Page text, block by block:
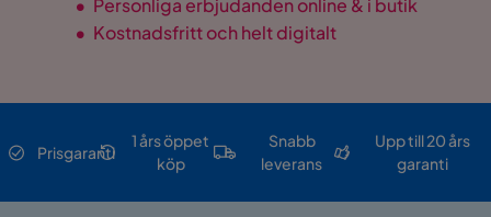
• Personliga erbjudanden online & i butik
• Kostnadsfritt och helt digitalt
Prisgaranti
1 års öppet
köp
Snabb
leverans
Upp till 20 års
garanti